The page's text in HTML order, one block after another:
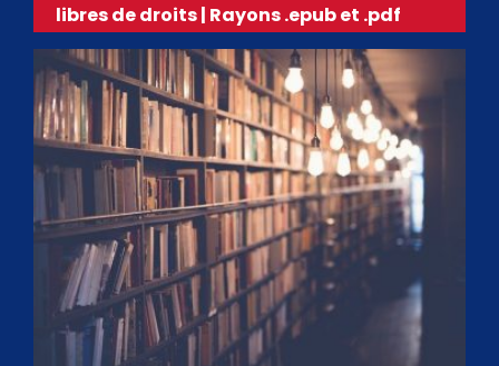
libres de droits | Rayons .epub et .pdf